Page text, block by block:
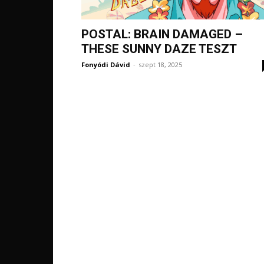
POSTAL: BRAIN DAMAGED –
THESE SUNNY DAZE TESZT
Fonyódi Dávid - szept 18, 2025